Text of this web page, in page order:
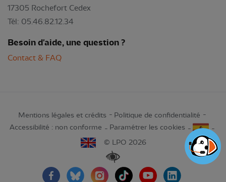
17305 Rochefort Cedex
Tél: 05.46.82.12.34
Besoin d'aide, une question ?
Contact & FAQ
Mentions légales et crédits
Politique de confidentialité
Accessibilité : non conforme
Paramétrer les cookies
© LPO 2026
Renforcer les contrastes